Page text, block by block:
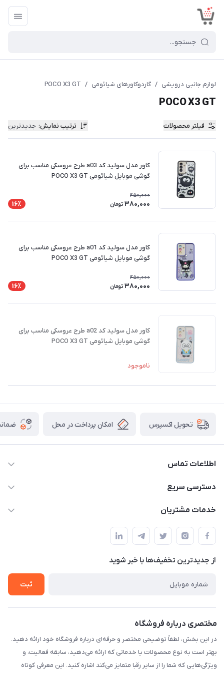
لوازم جانبی درویشی / گاردوکاورهای شیائومی /
POCO X3 GT
POCO X3 GT
فیلتر محصولات ترتیب نمایش: جدیدترین
کاور مدل سولید کد a03 طرح عروسکی مناسب برای
گوشی موبایل شیائومی POCO X3 GT
450,000
380,000 تومان 16٪
کاور مدل سولید کد a01 طرح عروسکی مناسب برای
گوشی موبایل شیائومی POCO X3 GT
450,000
380,000 تومان 16٪
کاور مدل سولید کد a02 طرح عروسکی مناسب برای
گوشی موبایل شیائومی POCO X3 GT
ناموجود
تحویل اکسپرس امکان پرداخت در محل
اطلاعات تماس
09332394024-09120346631
دسترسی سریع
حساب کاربری
لیست محصولات
درباره ما
خدمات مشتریان
قوانین و مقررات
حریم خصوصی
راهنما
از جدید‌ترین تخفیف‌ها با‌ خبر شوید
ثبت
مختصری درباره فروشگاه
در این بخش، لطفاً توضیحی مختصر و حرفه‌ای درباره فروشگاه خود ارائه دهید.
بهتر است به نوع محصولات یا خدماتی که ارائه می‌دهید، سابقه فعالیت، و
ویژگی‌هایی که شما را از سایر رقبا متمایز می‌کند اشاره کنید. این معرفی کوتاه